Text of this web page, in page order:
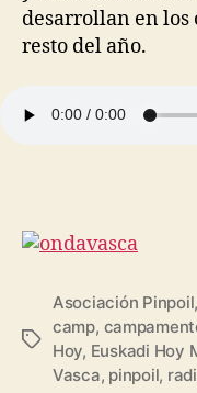
desarrollan en los
resto del año.
Asociación Pinpoil,
camp,
Hoy, Euskadi Hoy
Vasca, pinpoil,